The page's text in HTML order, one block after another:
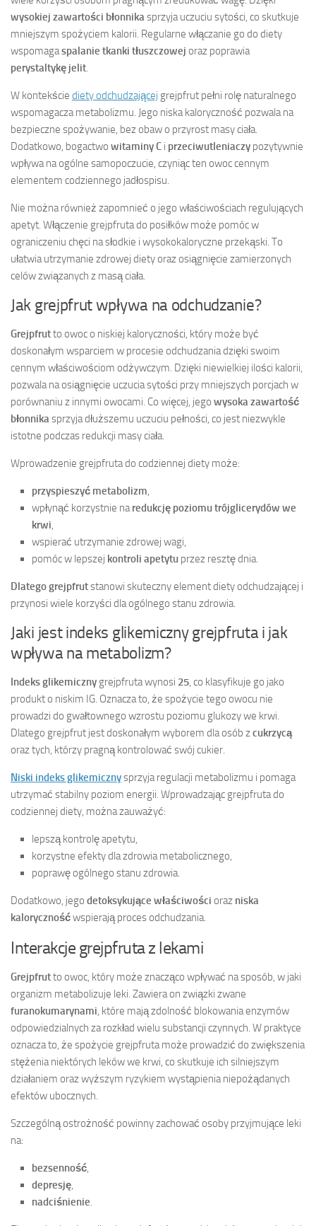
wysokiej zawartości błonnikasprzyja uczuciu sytości, co skutkuje
mniejszym spożyciem kalorii. Regularne włączanie go do diety
wspomagaspalanie tkanki tłuszczowej oraz poprawia
perystaltykę jelit.
W kontekście diety odchudzającej grejpfrut pełni rolę naturalnego
wspomagacza metabolizmu. Jego niska kaloryczność pozwala na
bezpieczne spożywanie, bez obaw o przyrost masy ciała.
Dodatkowo, bogactwo witaminy C i przeciwutleniaczy pozytywnie
wpływa na ogólne samopoczucie, czyniąc ten owoc cennym
elementem codziennego jadłospisu.
Nie można również zapomnieć o jego właściwościach regulujących
apetyt. Włączenie grejpfruta do posiłków może pomóc w
ograniczeniu chęci na słodkie i wysokokaloryczne przekąski. To
ułatwia utrzymanie zdrowej diety oraz osiągnięcie zamierzonych
celów związanych z masą ciała.
Jak grejpfrut wpływa na odchudzanie?
Grejpfrutto owoc o niskiej kaloryczności, który może być
doskonałym wsparciem w procesie odchudzania dzięki swoim
cennym właściwościom odżywczym. Dzięki niewielkiej ilości kalorii,
pozwala na osiągnięcie uczucia sytości przy mniejszych porcjach w
porównaniu z innymi owocami. Co więcej, jego wysoka zawartość
błonnikasprzyja dłuższemu uczuciu pełności, co jest niezwykle
istotne podczas redukcji masy ciała.
Wprowadzenie grejpfruta do codziennej diety może:
przyspieszyć metabolizm,
wpłynąć korzystnie naredukcję poziomu trójglicerydów we
krwi,
wspierać utrzymanie zdrowej wagi,
pomóc w lepszej kontroli apetytu przez resztę dnia.
Dlatego grejpfrutstanowi skuteczny element diety odchudzającej i
przynosi wiele korzyści dla ogólnego stanu zdrowia.
Jaki jest indeks glikemiczny grejpfruta i jak
wpływa na metabolizm?
Indeks glikemiczny grejpfruta wynosi 25, co klasyfikuje go jako
produkt o niskim IG. Oznacza to, że spożycie tego owocu nie
prowadzi do gwałtownego wzrostu poziomu glukozy we krwi.
Dlatego grejpfrut jest doskonałym wyborem dla osób zcukrzycą
oraz tych, którzy pragną kontrolować swój cukier.
Niski indeks glikemicznysprzyja regulacji metabolizmu i pomaga
utrzymać stabilny poziom energii. Wprowadzając grejpfruta do
codziennej diety, można zauważyć:
lepszą kontrolę apetytu,
korzystne efekty dla zdrowia metabolicznego,
poprawę ogólnego stanu zdrowia.
Dodatkowo, jego detoksykujące właściwości oraz niska
kalorycznośćwspierają proces odchudzania.
Interakcje grejpfruta z lekami
Grejpfrutto owoc, który może znacząco wpływać na sposób, w jaki
organizm metabolizuje leki. Zawiera on związki zwane
furanokumarynami, które mają zdolność blokowania enzymów
odpowiedzialnych za rozkład wielu substancji czynnych. W praktyce
oznacza to, że spożycie grejpfruta może prowadzić do zwiększenia
stężenia niektórych leków we krwi, co skutkuje ich silniejszym
działaniem oraz wyższym ryzykiem wystąpienia niepożądanych
efektów ubocznych.
Szczególną ostrożność powinny zachować osoby przyjmujące leki
na:
bezsenność,
depresję,
nadciśnienie.